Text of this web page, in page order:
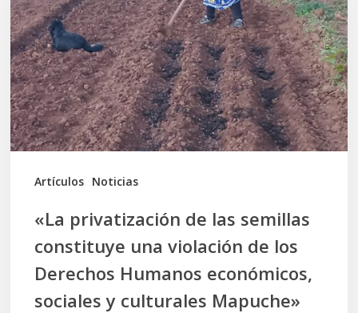
Artículos Noticias
las
semillas
constituye
una
violación
de
Humanos
económicos,
sociales
«La privatización de las semillas
constituye una violación de los
Derechos Humanos económicos,
sociales y culturales Mapuche»